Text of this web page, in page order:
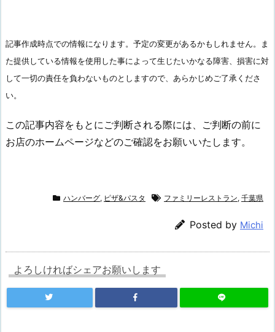
記事作成時点での情報になります。予定の変更があるかもしれません。ま
た提供している情報を使用した事によって生じたいかなる障害、損害に対
して一切の責任を負わないものとしますので、あらかじめご了承くださ
い。
この記事内容をもとにご判断される際には、ご判断の前に
お店のホームページなどのご確認をお願いいたします。
ハンバーグ, ピザ&パスタ ファミリーレストラン, 千葉県
Posted by Michi
よろしければシェアお願いします